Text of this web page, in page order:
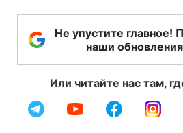
Не упустите главное!
наши
Или читайте нас там,